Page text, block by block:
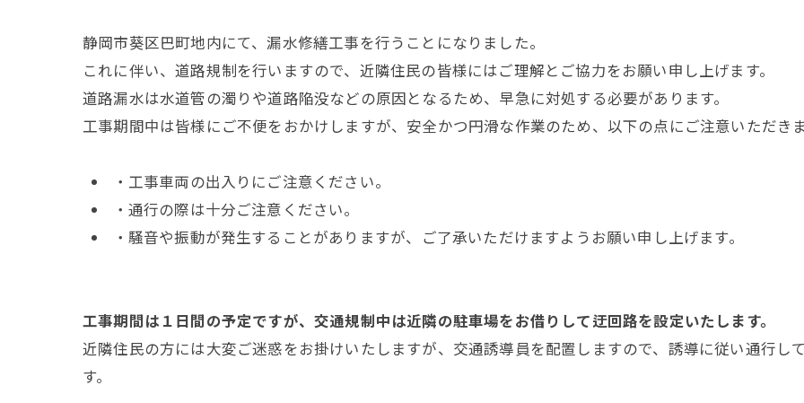
静岡市葵区巴町地内にて、漏水修繕工事を行うことになりました。
これに伴い、道路規制を行いますので、近隣住民の皆様にはご理解とご協力をお願い申し上げます。
道路漏水は水道管の濁りや道路陥没などの原因となるため、早急に対処する必要があります。
工事期間中は皆様にご不便をおかけしますが、安全かつ円滑な作業のため、以下の点にご注意いただき
・工事車両の出入りにご注意ください。
・通行の際は十分ご注意ください。
・騒音や振動が発生することがありますが、ご了承いただけますようお願い申し上げます。
工事期間は１日間の予定ですが、交通規制中は近隣の駐車場をお借りして迂回路を設定いたします。
近隣住民の方には大変ご迷惑をお掛けいたしますが、交通誘導員を配置しますので、誘導に従い通行し
す。